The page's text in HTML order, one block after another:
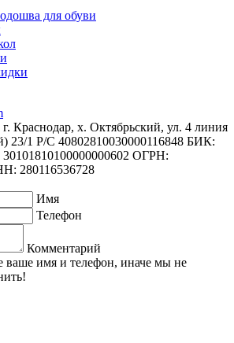
для обуви
Краснодар, х. Октябрьский, ул. 4 линия
23/1 Р/C 40802810030000116848 БИК:
ОГРН:
280116536728
Имя
Телефон
Комментарий
ваше имя и телефон, иначе мы не